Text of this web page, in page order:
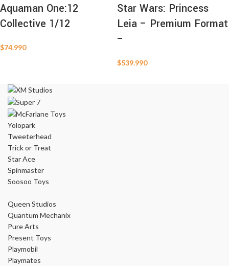
Aquaman One:12
Collective 1/12
$74.990
Star Wars: Princess
Leia – Premium Format
–
$539.990
Yolopark
Tweeterhead
Trick or Treat
Star Ace
Spinmaster
Soosoo Toys
Queen Studios
Quantum Mechanix
Pure Arts
Present Toys
Playmobil
Playmates